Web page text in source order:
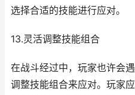
选择合适的技能进行应对。
13.灵活调整技能组合
在战斗经过中，玩家也许会
调整技能组合来应对。玩家